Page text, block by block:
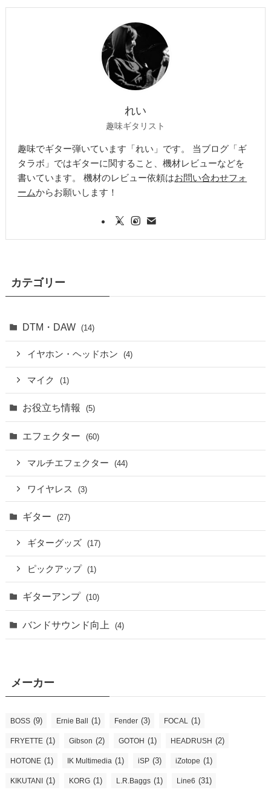
れい
趣味ギタリスト
趣味でギター弾いています「れい」です。 当ブログ「ギ
タラボ」ではギターに関すること、機材レビューなどを
書いています。 機材のレビュー依頼はお問い合わせフォ
ームからお願いします！
カテゴリー
DTM・DAW (14)
イヤホン・ヘッドホン (4)
マイク (1)
お役立ち情報 (5)
エフェクター (60)
マルチエフェクター (44)
ワイヤレス (3)
ギター (27)
ギターグッズ (17)
ピックアップ (1)
ギターアンプ (10)
バンドサウンド向上 (4)
メーカー
BOSS (9) Ernie Ball (1) Fender (3) FOCAL (1)
FRYETTE (1) Gibson (2) GOTOH (1) HEADRUSH (2)
HOTONE (1) IK Multimedia (1) iSP (3) iZotope (1)
KIKUTANI (1) KORG (1) L.R.Baggs (1) Line6 (31)